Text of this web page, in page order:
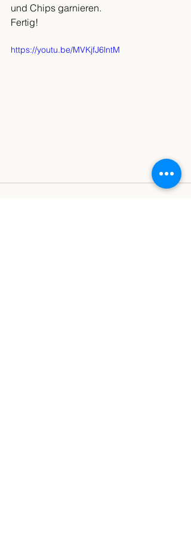
und Chips garnieren.
Fertig!
https://youtu.be/MVKjfJ6lntM